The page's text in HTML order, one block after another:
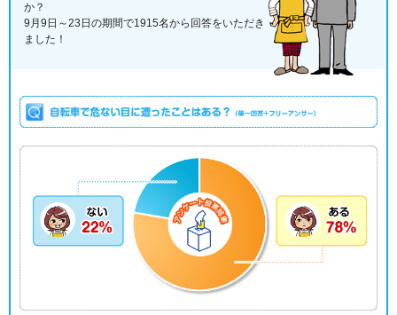
か？
9月9日～23日の期間で1915名から回答をいただき
ました！